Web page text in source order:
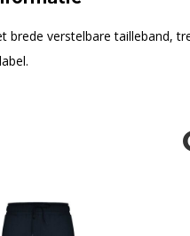
brede verstelbare tailleband,